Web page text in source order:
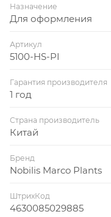
Назначение
Для оформления
Артикул
5100-HS-PI
Гарантия производителя
1 год
Страна производитель
Китай
Бренд
Nobilis Marco Plants
ШтрихКод
4630085029885